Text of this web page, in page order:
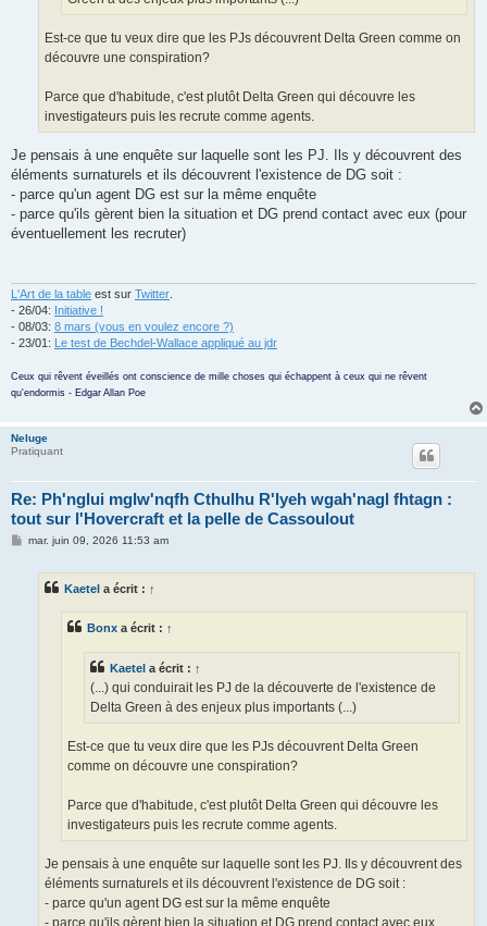
Est-ce que tu veux dire que les PJs découvrent Delta Green comme on
découvre une conspiration?
Parce que d'habitude, c'est plutôt Delta Green qui découvre les
investigateurs puis les recrute comme agents.
Je pensais à une enquête sur laquelle sont les PJ. Ils y découvrent des
éléments surnaturels et ils découvrent l'existence de DG soit :
- parce qu'un agent DG est sur la même enquête
- parce qu'ils gèrent bien la situation et DG prend contact avec eux (pour
éventuellement les recruter)
L'Art de la table est sur Twitter
- 26/04: Initiative !
- 08/03: 8 mars (vous en voulez encore ?)
- 23/01: Le test de Bechdel-Wallace appliqué au jdr
Ceux qui rêvent éveillés ont conscience de mille choses qui échappent à ceux qui ne rêvent
qu'endormis - Edgar Allan Poe
Neluge
Pratiquant
Re: Ph'nglui mglw'nqfh Cthulhu R'lyeh wgah'nagl fhtagn :
tout sur l'Hovercraft et la pelle de Cassoulout
Mmar. juin 09, 2026 11:53 am
Kaetel a écrit : ↑
Bonx a écrit : ↑
Kaetel a écrit : ↑
(...) qui conduirait les PJ de la découverte de l'existence de
Delta Green à des enjeux plus importants (...)
Est-ce que tu veux dire que les PJs découvrent Delta Green
comme on découvre une conspiration?
Parce que d'habitude, c'est plutôt Delta Green qui découvre les
investigateurs puis les recrute comme agents.
Je pensais à une enquête sur laquelle sont les PJ. Ils y découvrent des
éléments surnaturels et ils découvrent l'existence de DG soit :
- parce qu'un agent DG est sur la même enquête